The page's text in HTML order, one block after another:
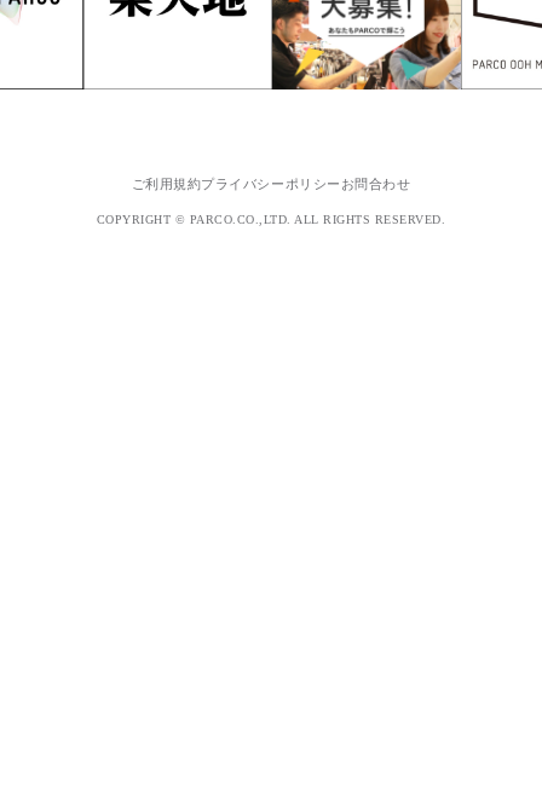
ご利用規約プライバシーポリシー お問合わせ
COPYRIGHT © PARCO.CO.,LTD. ALL RIGHTS RESERVED.